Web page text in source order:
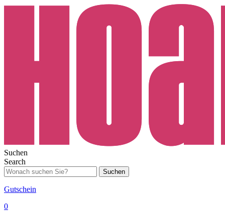
Suchen
Search
Suchen
Gutschein
0